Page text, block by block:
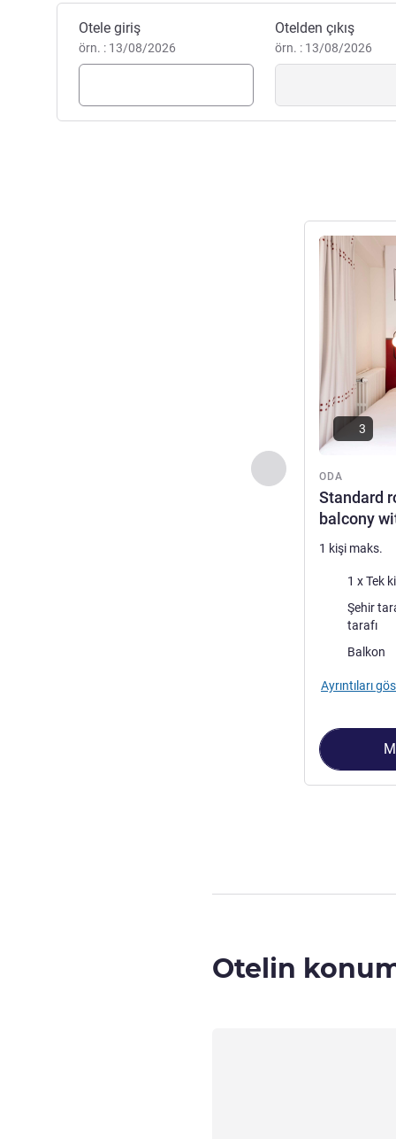
Bu otelde rezervasyon yaptırın
Otele giriş
örn. : 13/08/2026
Otelden çıkış
örn. : 13/08/2026
Önceki - Oda
ODA
Standard
balcony
Ayrıntıları
3
1 kişi maks.
1 x Tek
Manzara:
Şehir tarafı veya Tarihi
tarafı
Konaklama
Balkon
Ayrıntıları
Otelin